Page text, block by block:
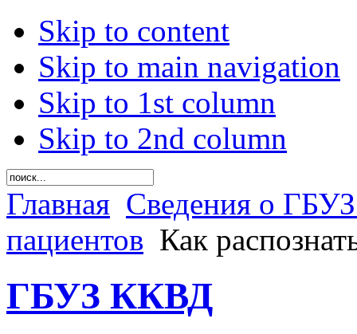
Skip to content
Skip to main navigation
Skip to 1st column
Skip to 2nd column
Главная Сведения о
пациентов Как
ГБУЗ ККВД